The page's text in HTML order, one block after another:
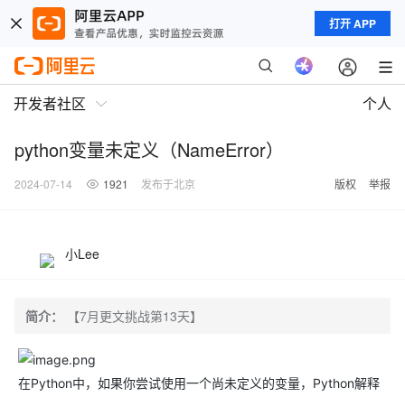
打开 APP
开发者社区 个人
python变量未定义（NameError）
2024-07-14 1921 发布于北京 版权 举报
小Lee
简介： 【7月更文挑战第13天】
在Python中，如果你尝试使用一个尚未定义的变量，Python解释